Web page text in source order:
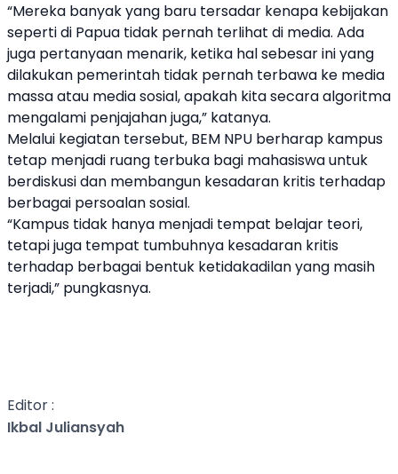
“Mereka banyak yang baru tersadar kenapa kebijakan
seperti di Papua tidak pernah terlihat di media. Ada
juga pertanyaan menarik, ketika hal sebesar ini yang
dilakukan pemerintah tidak pernah terbawa ke media
massa atau media sosial, apakah kita secara algoritma
mengalami penjajahan juga,” katanya.
Melalui kegiatan tersebut, BEM NPU berharap kampus
tetap menjadi ruang terbuka bagi mahasiswa untuk
berdiskusi dan membangun kesadaran kritis terhadap
berbagai persoalan sosial.
“Kampus tidak hanya menjadi tempat belajar teori,
tetapi juga tempat tumbuhnya kesadaran kritis
terhadap berbagai bentuk ketidakadilan yang masih
terjadi,” pungkasnya.
Editor :
Ikbal Juliansyah